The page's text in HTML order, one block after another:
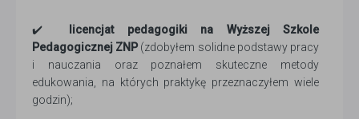
✔️
licencjat pedagogiki na Wyższej Szkole
Pedagogicznej ZNP(zdobyłem solidne podstawy pracy
i nauczania oraz poznałem skuteczne metody
edukowania, na których praktykę przeznaczyłem wiele
godzin);